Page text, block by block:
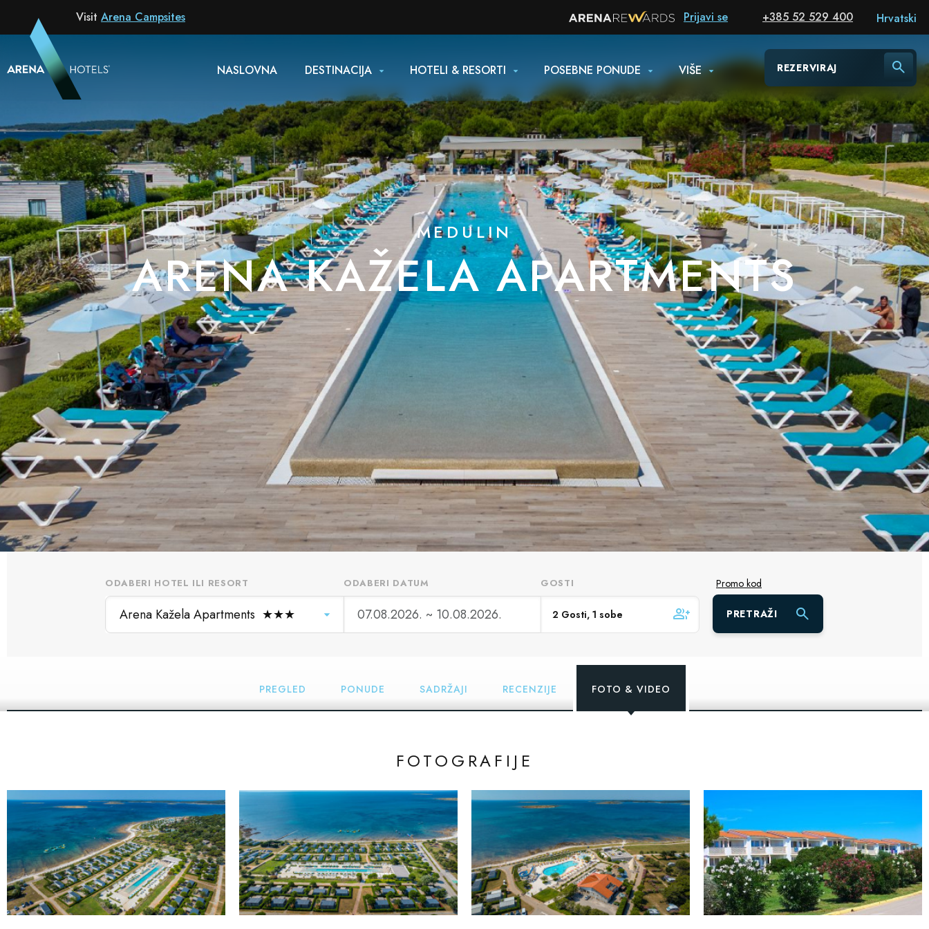
Visit Arena Campsites Prijavi se +385 52 529 400
NASLOVNA DESTINACIJA HOTELI & RESORTI POSEBNE PONUDE VIŠE REZERVIRAJ
Hrvatski
MEDULIN
ARENA KAŽELA APARTMENTS
ODABERI HOTEL ILI RESORT
Arena Kažela Apartments ★★★
ODABERI DATUM GOSTI Promo kod
PRETRAŽI
PREGLED PONUDE SADRŽAJI RECENZIJE FOTO & VIDEO
FOTOGRAFIJE